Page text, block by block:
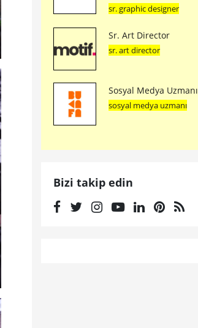
sr. graphic designer
Sr. Art Director
sr. art director
Sosyal Medya Uzmanı
sosyal medya uzmanı
Bizi takip edin